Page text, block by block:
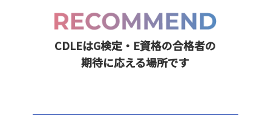
CDLEはG検定・E資格の合格者の
期待に応える場所です